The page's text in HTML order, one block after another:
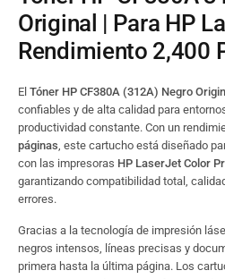
Original | Para HP
Rendimiento 2,400
El Tóner HP CF380A (312A) Negro
confiables y de alta calidad para
productividad constante. Con un
páginas , este cartucho está diseñado
con las impresoras HP LaserJet Color
garantizando compatibilidad total,
errores.
Gracias a la tecnología de impresión
negros intensos, líneas precisas y
primera hasta la última página. Los